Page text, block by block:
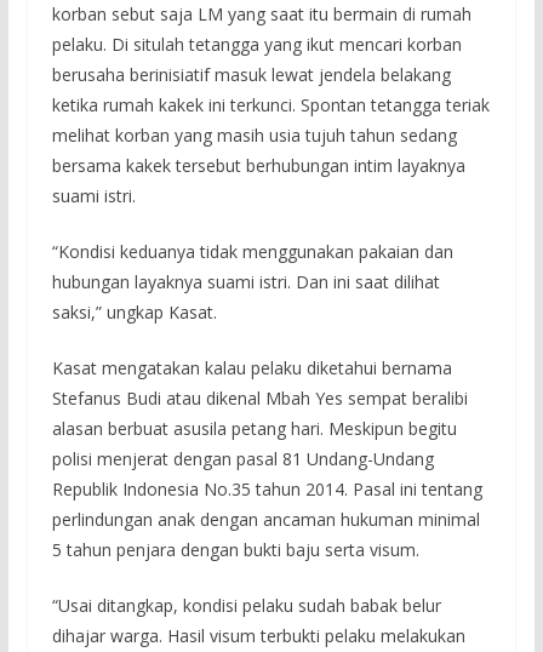
korban sebut saja LM yang saat itu bermain di rumah
pelaku. Di situlah tetangga yang ikut mencari korban
berusaha berinisiatif masuk lewat jendela belakang
ketika rumah kakek ini terkunci. Spontan tetangga teriak
melihat korban yang masih usia tujuh tahun sedang
bersama kakek tersebut berhubungan intim layaknya
suami istri.
“Kondisi keduanya tidak menggunakan pakaian dan
hubungan layaknya suami istri. Dan ini saat dilihat
saksi,” ungkap Kasat.
Kasat mengatakan kalau pelaku diketahui bernama
Stefanus Budi atau dikenal Mbah Yes sempat beralibi
alasan berbuat asusila petang hari. Meskipun begitu
polisi menjerat dengan pasal 81 Undang-Undang
Republik Indonesia No.35 tahun 2014. Pasal ini tentang
perlindungan anak dengan ancaman hukuman minimal
5 tahun penjara dengan bukti baju serta visum.
“Usai ditangkap, kondisi pelaku sudah babak belur
dihajar warga. Hasil visum terbukti pelaku melakukan